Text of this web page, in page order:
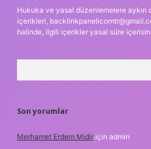
Hukuka ve yasal düzenlemelere
içerikleri,
halinde, ilgili içerikler yasal süre
Son yorumlar
Merhamet Erdem Midir için admin